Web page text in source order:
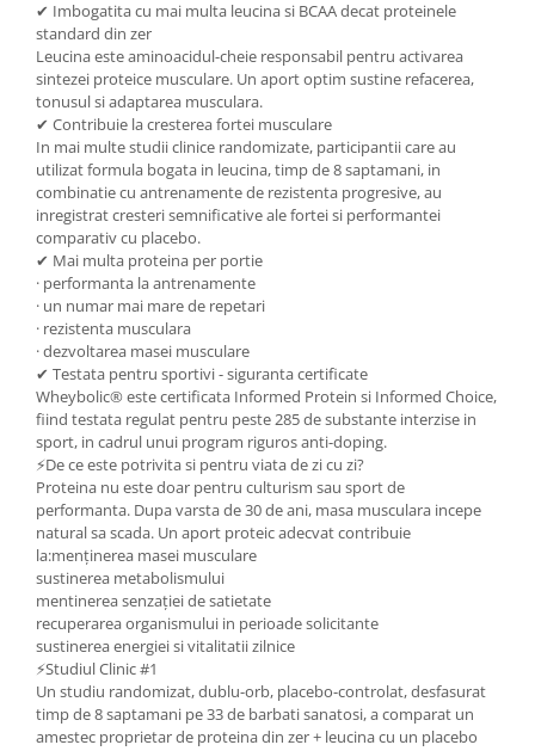
Vitamina B
Vitamina C
Vitamina D
Vitamina E
Vitamina K
Zinc
Cătină
Chlorella
Colina
Electroliti
Produse Apicole
Cacao
✔ Imbogatita cu mai multa leucina si BCAA decat proteinele
standard din zer
Leucina este aminoacidul-cheie responsabil pentru activarea
sintezei proteice musculare. Un aport optim sustine refacerea,
tonusul si adaptarea musculara.
✔ Contribuie la cresterea fortei musculare
In mai multe studii clinice randomizate, participantii care au
utilizat formula bogata in leucina, timp de 8 saptamani, in
combinatie cu antrenamente de rezistenta progresive, au
inregistrat cresteri semnificative ale fortei si performantei
comparativ cu placebo.
✔ Mai multa proteina per portie
· performanta la antrenamente
· un numar mai mare de repetari
· rezistenta musculara
· dezvoltarea masei musculare
✔ Testata pentru sportivi - siguranta certificate
Wheybolic® este certificata Informed Protein si Informed Choice,
fiind testata regulat pentru peste 285 de substante interzise in
sport, in cadrul unui program riguros anti-doping.
⚡De ce este potrivita si pentru viata de zi cu zi?
Proteina nu este doar pentru culturism sau sport de
performanta. Dupa varsta de 30 de ani, masa musculara incepe
natural sa scada. Un aport proteic adecvat contribuie
la:menținerea masei musculare
sustinerea metabolismului
mentinerea senzației de satietate
recuperarea organismului in perioade solicitante
sustinerea energiei si vitalitatii zilnice
⚡Studiul Clinic #1
Un studiu randomizat, dublu-orb, placebo-controlat, desfasurat
timp de 8 saptamani pe 33 de barbati sanatosi, a comparat un
amestec proprietar de proteina din zer + leucina cu un placebo